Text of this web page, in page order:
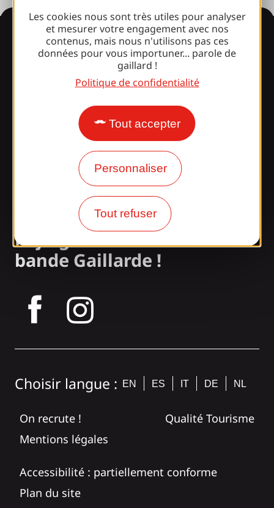
Les cookies nous sont très utiles pour analyser
et mesurer votre engagement avec nos
contenus, mais nous n'utilisons pas ces
données pour vous importuner... parole de
gaillard !
Politique de confidentialité
Tout accepter
Personnaliser
Tout refuser
Informations
Surpris par notre design ?
Nos horaires d'ouverture
Accès et transports
Nos brochures
Rejoignez la
bande Gaillarde !
Choisir langue : EN ES IT DE NL
On recrute !
Qualité Tourisme
Mentions légales
Accessibilité : partiellement conforme
Plan du site